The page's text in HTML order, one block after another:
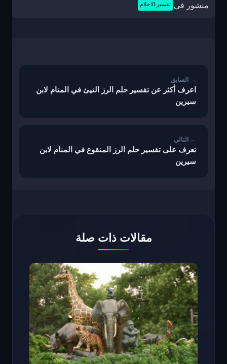
منشور في تفسير الاحلام
اعرف أكثر عن تفسير حلم الرز النيئ في المنام لابن
سيرين
تعرف على تفسير حلم الرز المنقوع في المنام لابن
سيرين
مقالات ذات صلة